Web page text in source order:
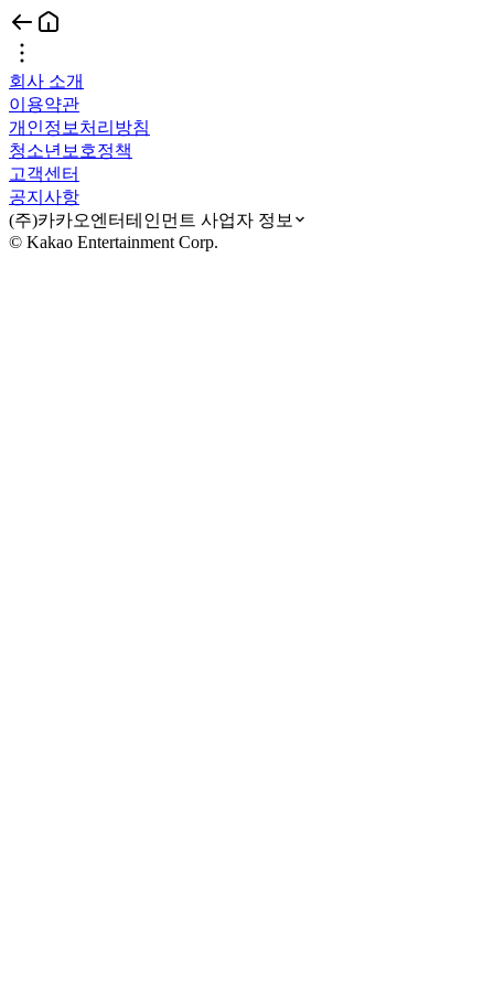
회사 소개
이용약관
개인정보처리방침
청소년보호정책
고객센터
공지사항
(주)카카오엔터테인먼트 사업자 정보
© Kakao Entertainment Corp.